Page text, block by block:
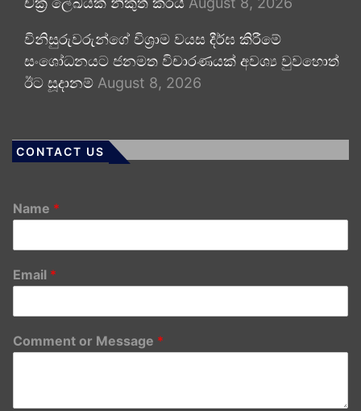
විනිසුරුවරුන්ගේ විශ්‍රාම වයස දීර්ඝ කිරීමේ
සංශෝධනයට ජනමත විචාරණයක් අවශ්‍ය වුවහොත්
ඊට සූදානම් August 8, 2026
CONTACT US
Name *
Email *
Comment or Message *